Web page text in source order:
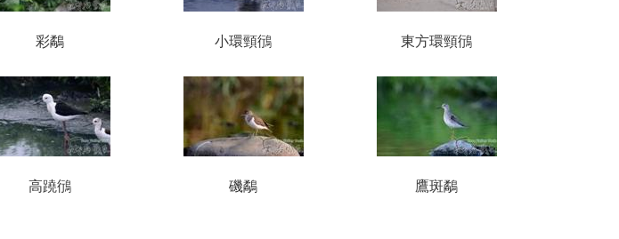
彩鷸 小環頸鴴 東方環頸鴴
高蹺鴴 磯鷸 鷹斑鷸